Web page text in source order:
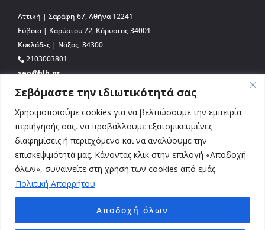
Σεβόμαστε την ιδιωτικότητά σας
Χρησιμοποιούμε cookies για να βελτιώσουμε την εμπειρία
περιήγησής σας, να προβάλλουμε εξατομικευμένες
διαφημίσεις ή περιεχόμενο και να αναλύουμε την
επισκεψιμότητά μας. Κάνοντας κλικ στην επιλογή «Αποδοχή
όλων», συναινείτε στη χρήση των cookies από εμάς.
Πολιτική Απορρήτου
Αποδοχή όλων
Αττική | Σαράφη 67, Αθήνα 12241
Εύβοια | Καρύστου 72, Κάρυστος 34001
Κυκλάδες | Νάξος 84300
2103003801
seo@blb.gr